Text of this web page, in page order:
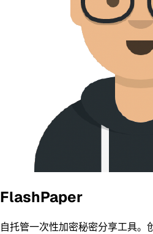
FlashPaper
自托管一次性加密秘密分享工具。